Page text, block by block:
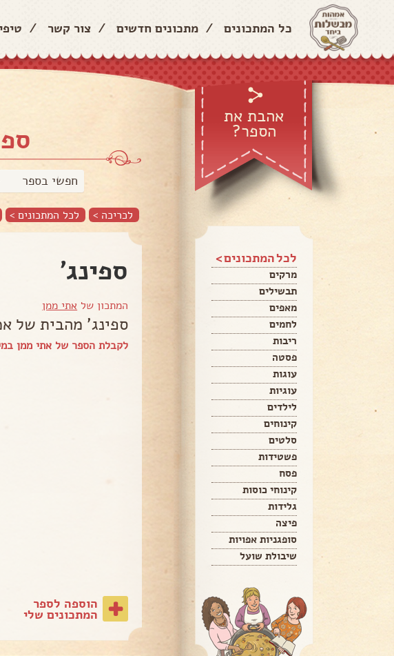
כל המתכונים / מתכונים חדשים / צור קשר /
אהבת את
הספר?
לכל המתכונים >
מרקים
תבשילים
מאפים
לחמים
ריבות
פסטה
עוגות
עוגיות
לילדים
קינוחים
סלטים
פשטידות
פסח
קינוחי כוסות
גלידות
פיצה
סופגניות אפויות
שיבולת שועל
חפשי בספר
לכריכה > לכל המתכונים >
ספינג'
המתכון של אתי ממן
ספינג' מהבית של
לקבלת הספר של אתי ממן
הוספה לספר
המתכונים שלי